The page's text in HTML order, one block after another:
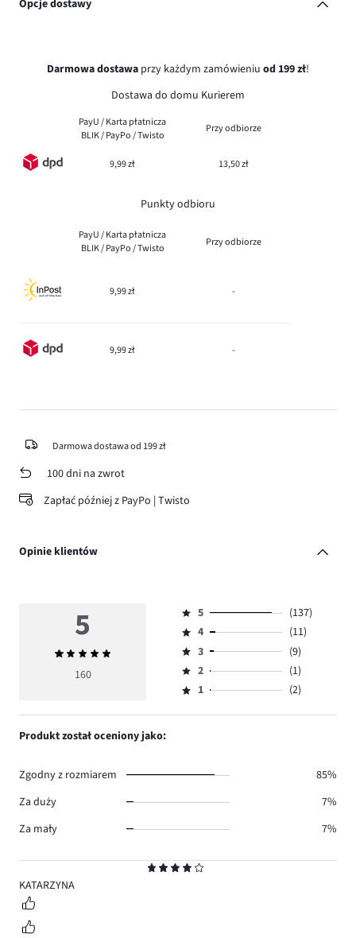
Opcje dostawy
Darmowa dostawa przy każdym zamówieniu od 199 zł!
Dostawa do domu Kurierem
PayU / Karta płatnicza
BLIK / PayPo / Twisto
Przy odbiorze
9,99 zł 13,50 zł
Punkty odbioru
PayU / Karta płatnicza
BLIK / PayPo / Twisto
Przy odbiorze
9,99 zł -
9,99 zł -
Darmowa dostawa od 199 zł
100 dni na zwrot
Zapłać później z PayPo | Twisto
Opinie klientów
4
KATARZYNA
5
Średnia
ocena
160
Ocena
5,
ilość
głosów
137.
5
(137)
Ocena
4,
ilość
głosów
4
(11)
Ocena
3,
ilość
3
(9)
Ocena
2,
2
(1)
Ocena
1,
1 (2)
Produkt został oceniony jako:
Zgodny z rozmiarem
85%
Za duży
7%
Za mały
7%